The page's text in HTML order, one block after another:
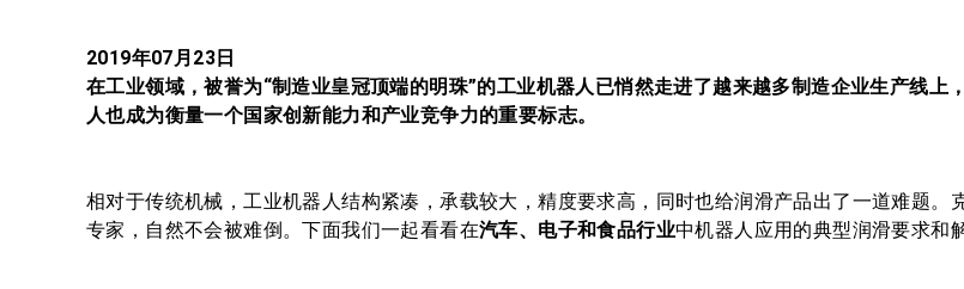
2019年07月23日
在工业领域，被誉为“制造业皇冠顶端的明珠”的工业机器人已悄然走进了越来越多制造企业生产线
人也成为衡量一个国家创新能力和产业竞争力的重要标志。
相对于传统机械，工业机器人结构紧凑，承载较大，精度要求高，同时也给润滑产品出了一道难题。
专家，自然不会被难倒。下面我们一起看看在汽车、电子和食品行业中机器人应用的典型润滑要求和